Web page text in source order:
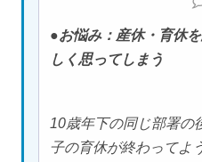
●お悩み：産休・育休
しく思ってしまう
10歳年下の同じ部署の
子の育休が終わってよ